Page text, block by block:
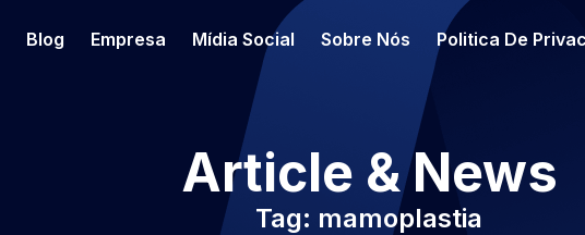
Blog Empresa Mídia Social Sobre Nós Politica De
Article & News
Tag: mamoplastia